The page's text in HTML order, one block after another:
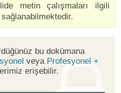
metin çalışmaları ilgili
bu dokümana
veya Profesyonel +
erişebilir.